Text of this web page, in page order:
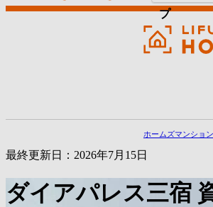
プ
ホームズマンショ
最終更新日：2026年7月15日
ダイアパレス三宿